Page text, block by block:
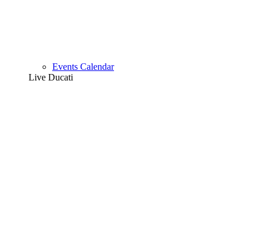
Events Calendar
Live Ducati